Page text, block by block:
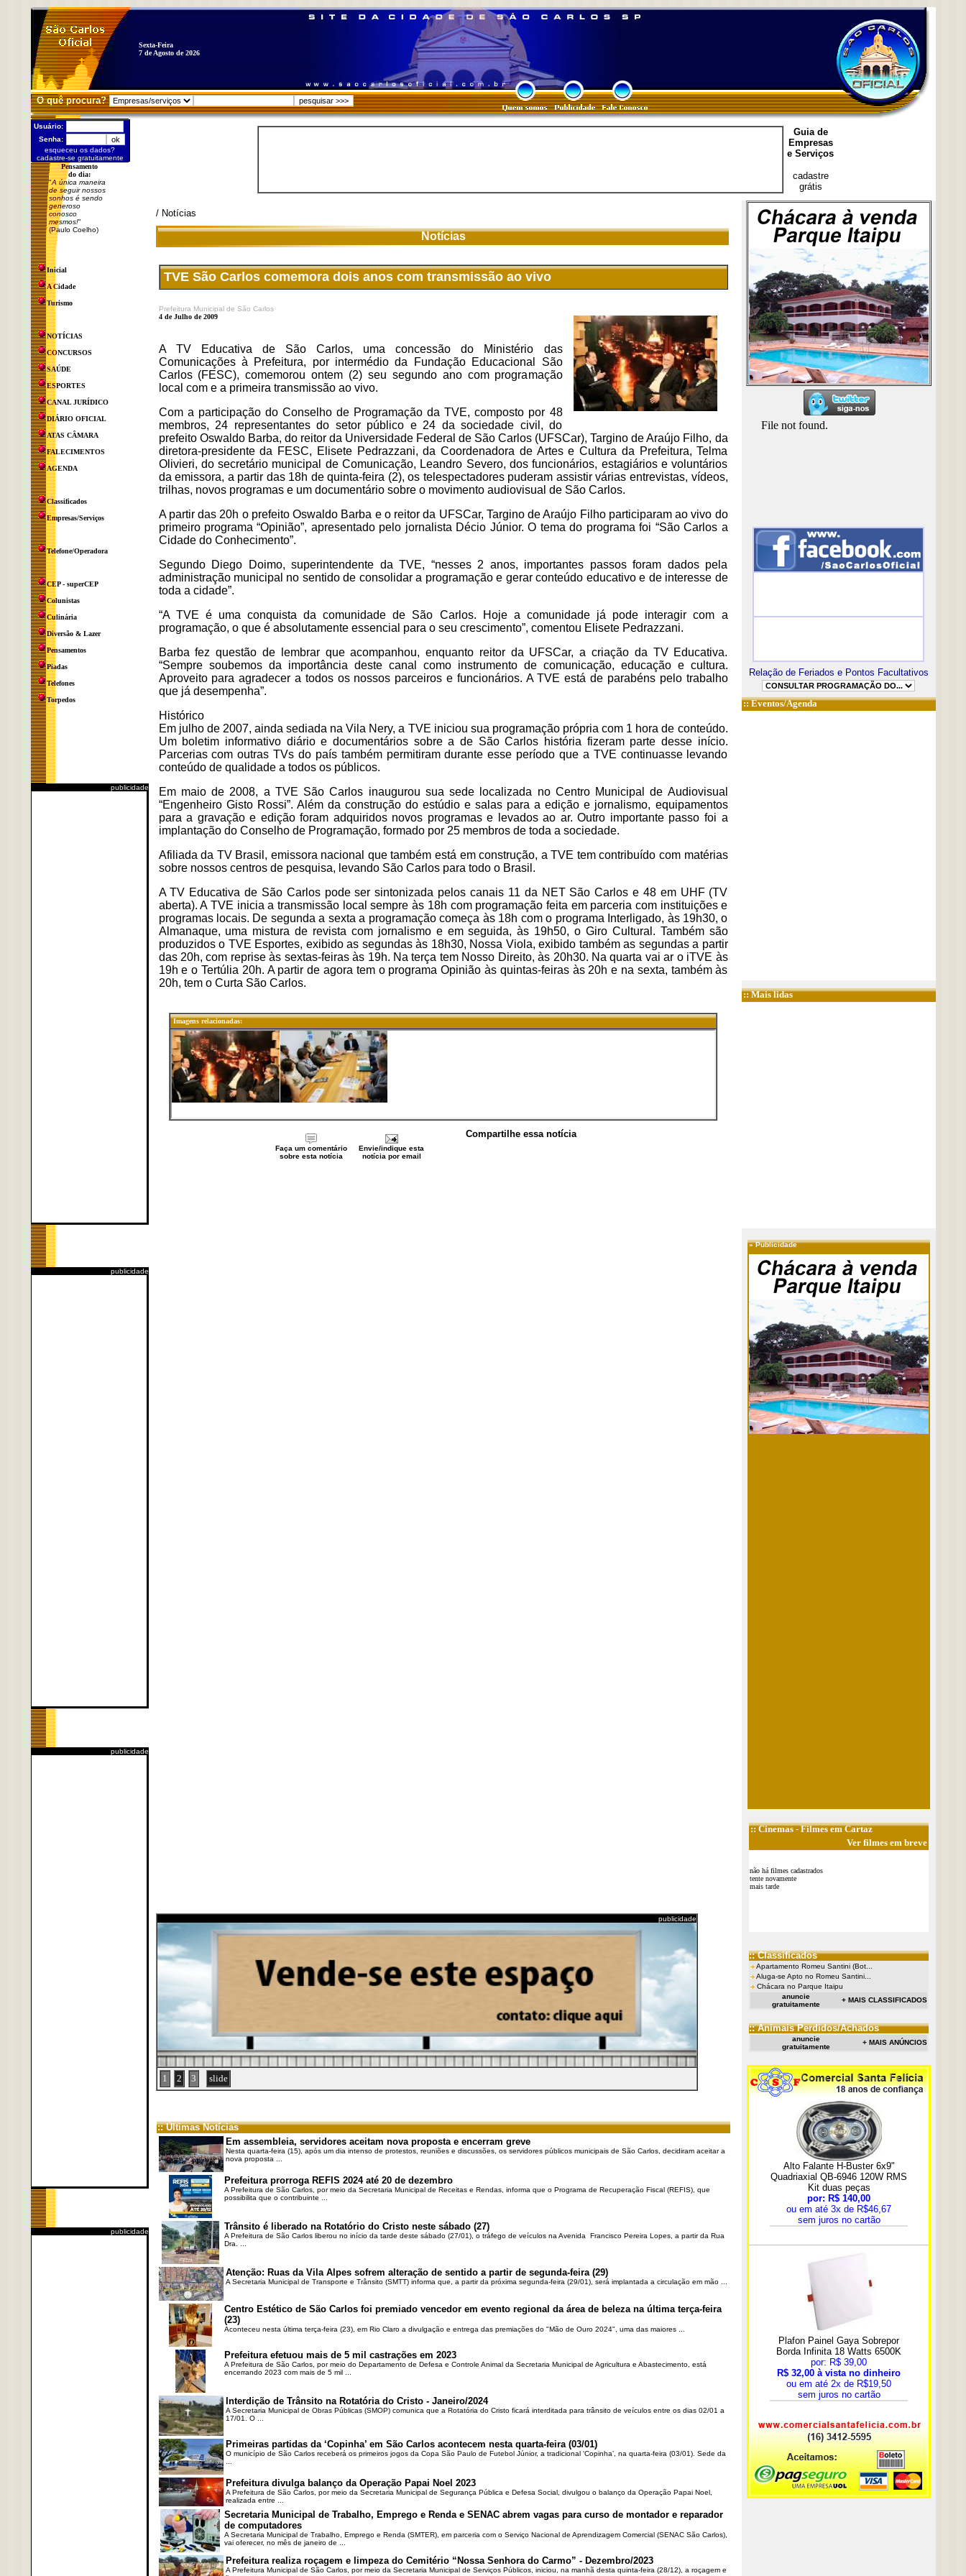
Sexta-Feira
7 de Agosto de 2026
O quê procura?
Usuário:
Senha:
esqueceu os dados?
cadastre-se gratuitamente
Pensamento
do dia:
"A única maneira
de seguir nossos
sonhos é sendo
generoso
conosco
mesmos!"
(Paulo Coelho)
Inicial
A Cidade
Turismo
NOTÍCIAS
CONCURSOS
SAÚDE
ESPORTES
CANAL JURÍDICO
DIÁRIO OFICIAL
ATAS CÂMARA
FALECIMENTOS
AGENDA
Classificados
Empresas/Serviços
Telefone/Operadora
CEP - superCEP
Colunistas
Culinária
Diversão & Lazer
Pensamentos
Piadas
Telefones
Torpedos
publicidade
publicidade
publicidade
publicidade
Guia de
Empresas
e Serviços
cadastre
grátis
/ Notícias
Notícias
TVE São Carlos comemora dois anos com transmissão ao vivo
Prefeitura Municipal de São Carlos
4 de Julho de 2009
A TV Educativa de São Carlos, uma concessão do Ministério das
Comunicações à Prefeitura, por intermédio da Fundação Educacional São
Carlos (FESC), comemorou ontem (2) seu segundo ano com programação
local com e a primeira transmissão ao vivo.
Com a participação do Conselho de Programação da TVE, composto por 48
membros, 24 representantes do setor público e 24 da sociedade civil, do
prefeito Oswaldo Barba, do reitor da Universidade Federal de São Carlos (UFSCar), Targino de Araújo Filho, da
diretora-presidente da FESC, Elisete Pedrazzani, da Coordenadora de Artes e Cultura da Prefeitura, Telma
Olivieri, do secretário municipal de Comunicação, Leandro Severo, dos funcionários, estagiários e voluntários
da emissora, a partir das 18h de quinta-feira (2), os telespectadores puderam assistir várias entrevistas, vídeos,
trilhas, novos programas e um documentário sobre o movimento audiovisual de São Carlos.
A partir das 20h o prefeito Oswaldo Barba e o reitor da UFSCar, Targino de Araújo Filho participaram ao vivo do
primeiro programa “Opinião”, apresentado pelo jornalista Décio Júnior. O tema do programa foi “São Carlos a
Cidade do Conhecimento”.
Segundo Diego Doimo, superintendente da TVE, “nesses 2 anos, importantes passos foram dados pela
administração municipal no sentido de consolidar a programação e gerar conteúdo educativo e de interesse de
toda a cidade”.
“A TVE é uma conquista da comunidade de São Carlos. Hoje a comunidade já pode interagir com a
programação, o que é absolutamente essencial para o seu crescimento”, comentou Elisete Pedrazzani.
Barba fez questão de lembrar que acompanhou, enquanto reitor da UFSCar, a criação da TV Educativa.
“Sempre soubemos da importância deste canal como instrumento de comunicação, educação e cultura.
Aproveito para agradecer a todos os nossos parceiros e funcionários. A TVE está de parabéns pelo trabalho
que já desempenha”.
Histórico
Em julho de 2007, ainda sediada na Vila Nery, a TVE iniciou sua programação própria com 1 hora de conteúdo.
Um boletim informativo diário e documentários sobre a de São Carlos história fizeram parte desse início.
Parcerias com outras TVs do país também permitiram durante esse período que a TVE continuasse levando
conteúdo de qualidade a todos os públicos.
Em maio de 2008, a TVE São Carlos inaugurou sua sede localizada no Centro Municipal de Audiovisual
“Engenheiro Gisto Rossi”. Além da construção do estúdio e salas para a edição e jornalismo, equipamentos
para a gravação e edição foram adquiridos novos programas e levados ao ar. Outro importante passo foi a
implantação do Conselho de Programação, formado por 25 membros de toda a sociedade.
Afiliada da TV Brasil, emissora nacional que também está em construção, a TVE tem contribuído com matérias
sobre nossos centros de pesquisa, levando São Carlos para todo o Brasil.
A TV Educativa de São Carlos pode ser sintonizada pelos canais 11 da NET São Carlos e 48 em UHF (TV
aberta). A TVE inicia a transmissão local sempre às 18h com programação feita em parceria com instituições e
programas locais. De segunda a sexta a programação começa às 18h com o programa Interligado, às 19h30, o
Almanaque, uma mistura de revista com jornalismo e em seguida, às 19h50, o Giro Cultural. Também são
produzidos o TVE Esportes, exibido as segundas às 18h30, Nossa Viola, exibido também as segundas a partir
das 20h, com reprise às sextas-feiras às 19h. Na terça tem Nosso Direito, às 20h30. Na quarta vai ar o iTVE às
19h e o Tertúlia 20h. A partir de agora tem o programa Opinião às quintas-feiras às 20h e na sexta, também às
20h, tem o Curta São Carlos.
Imagens relacionadas:
Compartilhe essa notícia
Faça um comentário
sobre esta notícia
Envie/indique esta
notícia por email
publicidade
1 2 3 slide
:: Últimas Notícias
Em assembleia, servidores aceitam nova proposta e encerram greve
Nesta quarta-feira (15), após um dia intenso de protestos, reuniões e discussões, os servidores públicos municipais de São Carlos, decidiram aceitar a
nova proposta ...
Prefeitura prorroga REFIS 2024 até 20 de dezembro
A Prefeitura de São Carlos, por meio da Secretaria Municipal de Receitas e Rendas, informa que o Programa de Recuperação Fiscal (REFIS), que
possibilita que o contribuinte ...
Trânsito é liberado na Rotatório do Cristo neste sábado (27)
A Prefeitura de São Carlos liberou no início da tarde deste sábado (27/01), o tráfego de veículos na Avenida Francisco Pereira Lopes, a partir da Rua
Dra. ...
Atenção: Ruas da Vila Alpes sofrem alteração de sentido a partir de segunda-feira (29)
A Secretaria Municipal de Transporte e Trânsito (SMTT) informa que, a partir da próxima segunda-feira (29/01), será implantada a circulação em mão ...
Centro Estético de São Carlos foi premiado vencedor em evento regional da área de beleza na última terça-feira
(23)
Aconteceu nesta última terça-feira (23), em Rio Claro a divulgação e entrega das premiações do "Mão de Ouro 2024", uma das maiores ...
Prefeitura efetuou mais de 5 mil castrações em 2023
A Prefeitura de São Carlos, por meio do Departamento de Defesa e Controle Animal da Secretaria Municipal de Agricultura e Abastecimento, está
encerrando 2023 com mais de 5 mil ...
Interdição de Trânsito na Rotatória do Cristo - Janeiro/2024
A Secretaria Municipal de Obras Públicas (SMOP) comunica que a Rotatória do Cristo ficará interditada para trânsito de veículos entre os dias 02/01 a
17/01. O ...
Primeiras partidas da ‘Copinha’ em São Carlos acontecem nesta quarta-feira (03/01)
O município de São Carlos receberá os primeiros jogos da Copa São Paulo de Futebol Júnior, a tradicional ‘Copinha’, na quarta-feira (03/01). Sede da
Prefeitura divulga balanço da Operação Papai Noel 2023
A Prefeitura de São Carlos, por meio da Secretaria Municipal de Segurança Pública e Defesa Social, divulgou o balanço da Operação Papai Noel,
realizada entre ...
Secretaria Municipal de Trabalho, Emprego e Renda e SENAC abrem vagas para curso de montador e reparador
de computadores
A Secretaria Municipal de Trabalho, Emprego e Renda (SMTER), em parceria com o Serviço Nacional de Aprendizagem Comercial (SENAC São Carlos),
vai oferecer, no mês de janeiro de ...
Prefeitura realiza roçagem e limpeza do Cemitério “Nossa Senhora do Carmo” - Dezembro/2023
A Prefeitura Municipal de São Carlos, por meio da Secretaria Municipal de Serviços Públicos, iniciou, na manhã desta quinta-feira (28/12), a roçagem e
Relação de Feriados e Pontos Facultativos
::Eventos/Agenda
:: Mais lidas
»Publicidade
::Cinemas- Filmes em Cartaz
Ver filmes em breve
não há filmes cadastrados
tente novamente
mais tarde
:: Classificados
Apartamento Romeu Santini (Bot...
Aluga-se Apto no Romeu Santini...
Chácara no Parque Itaipu
anuncie
gratuitamente
+ MAIS CLASSIFICADOS
:: Animais Perdidos/Achados
anuncie
gratuitamente
+ MAIS ANÚNCIOS